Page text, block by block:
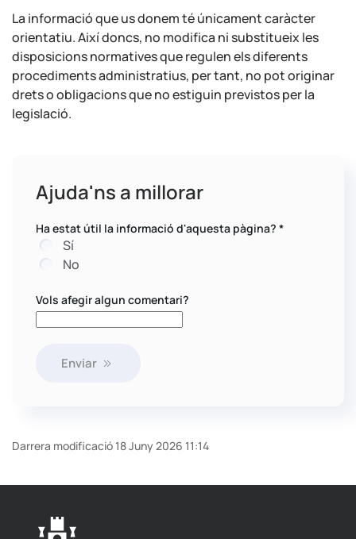
La informació que us donem té únicament caràcter
orientatiu. Així doncs, no modifica ni substitueix les
disposicions normatives que regulen els diferents
procediments administratius, per tant, no pot originar
drets o obligacions que no estiguin previstos per la
legislació.
Ajuda'ns a millorar
Ha estat útil la informació d'aquesta pàgina? *
Sí
No
Vols afegir algun comentari?
Enviar
Darrera modificació 18 Juny 2026 11:14